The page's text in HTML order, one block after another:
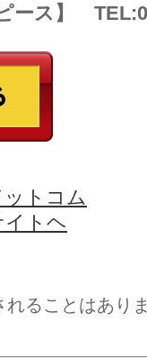
ース】
トコム
イトヘ
れることはあり